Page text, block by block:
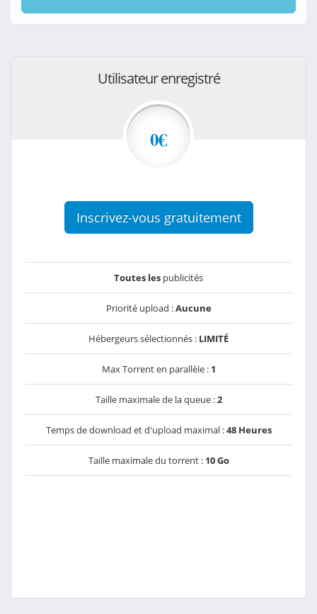
Utilisateur enregistré
0€
Inscrivez-vous gratuitement
Toutes les publicités
Priorité upload :Aucune
Hébergeurs sélectionnés : LIMITÉ
Max Torrent en parallèle : 1
Taille maximale de la queue :2
Temps de download et d'upload maximal :48 Heures
Taille maximale du torrent : 10 Go